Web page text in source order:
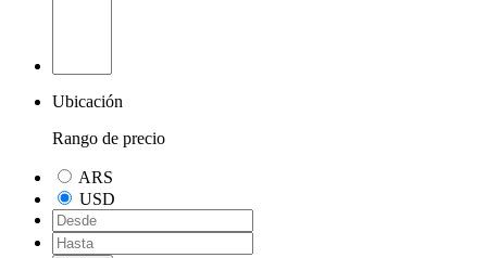
Ubicación
Rango de precio
ARS
USD